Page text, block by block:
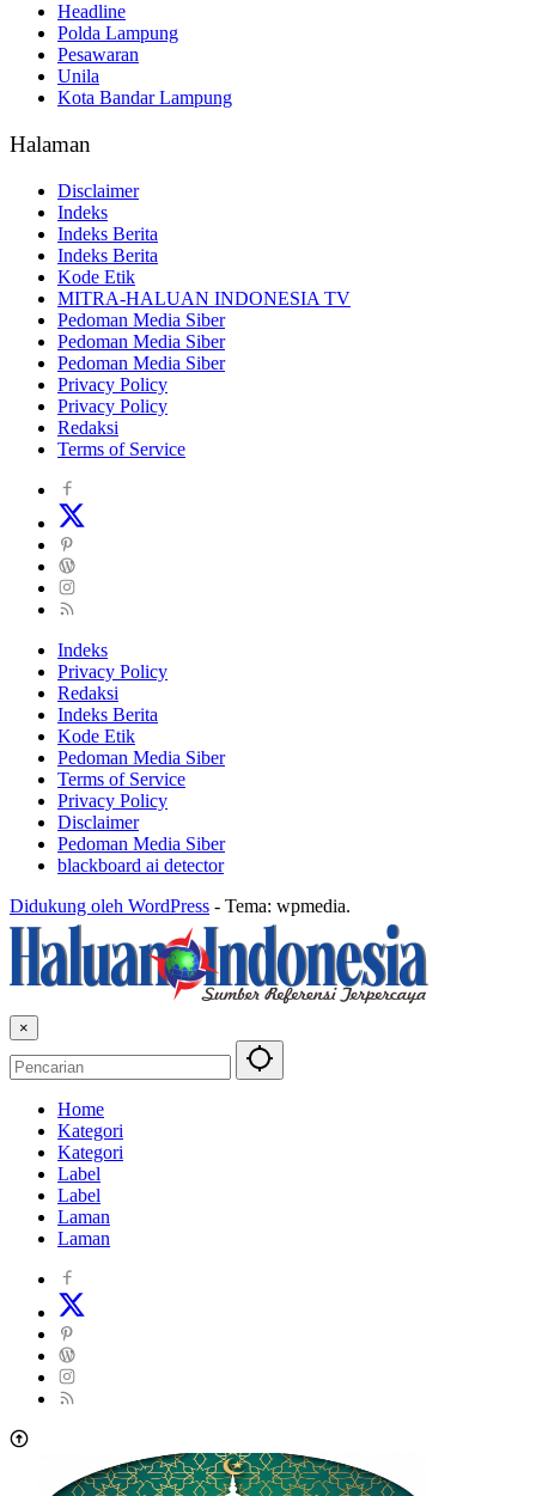
Headline
Polda Lampung
Pesawaran
Unila
Kota Bandar Lampung
Halaman
Disclaimer
Indeks
Indeks Berita
Indeks Berita
Kode Etik
MITRA-HALUAN INDONESIA TV
Pedoman Media Siber
Pedoman Media Siber
Pedoman Media Siber
Privacy Policy
Privacy Policy
Redaksi
Terms of Service
Indeks
Privacy Policy
Redaksi
Indeks Berita
Kode Etik
Pedoman Media Siber
Terms of Service
Privacy Policy
Disclaimer
Pedoman Media Siber
blackboard ai detector
Didukung oleh WordPress - Tema: wpmedia.
×
Home
Kategori
Kategori
Label
Label
Laman
Laman